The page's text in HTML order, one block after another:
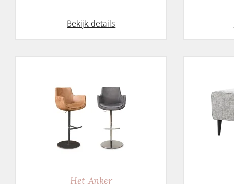
Bekijk details
Het Anker